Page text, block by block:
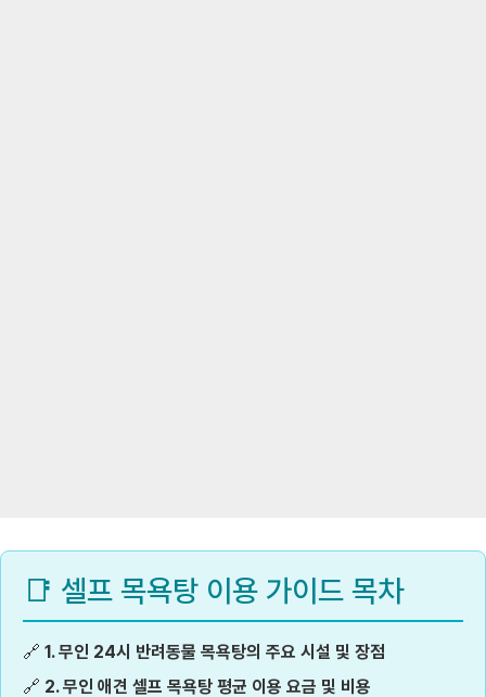
📑 셀프 목욕탕 이용 가이드 목차
🔗 1. 무인 24시 반려동물 목욕탕의 주요 시설 및 장점
🔗 2. 무인 애견 셀프 목욕탕 평균 이용 요금 및 비용